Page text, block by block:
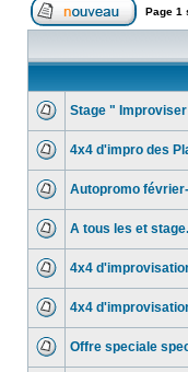
Page 1
Stage "
4x4 d'impro des
Autopromo
A tous les et stage.
4x4
4x4
Offre speciale